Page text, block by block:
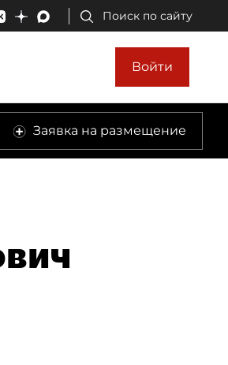
Поиск по сайту
Войти
Заявка на размещение